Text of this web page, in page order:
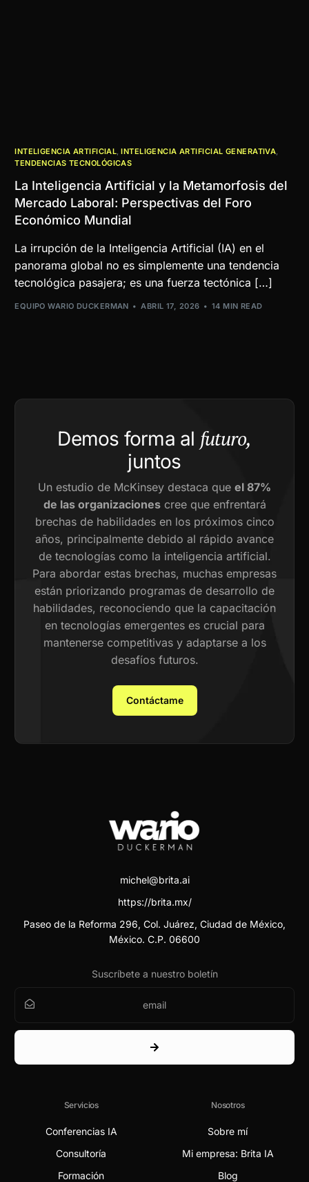
INTELIGENCIA ARTIFICIAL,INTELIGENCIA ARTIFICIAL GENERATIVA,
TENDENCIAS TECNOLÓGICAS
La Inteligencia Artificial y la Metamorfosis del
Mercado Laboral: Perspectivas del Foro
Económico Mundial
La irrupción de la Inteligencia Artificial (IA) en el
panorama global no es simplemente una tendencia
tecnológica pasajera; es una fuerza tectónica […]
EQUIPO WARIO DUCKERMAN ABRIL 17, 2026 14 MIN READ
Demos forma al futuro,
juntos
Un estudio de McKinsey destaca que el 87%
de las organizacionescree que enfrentará
brechas de habilidades en los próximos cinco
años, principalmente debido al rápido avance
de tecnologías como la inteligencia artificial.
Para abordar estas brechas, muchas empresas
están priorizando programas de desarrollo de
habilidades, reconociendo que la capacitación
en tecnologías emergentes es crucial para
mantenerse competitivas y adaptarse a los
desafíos futuros.
Contáctame
michel@brita.ai
https://brita.mx/
Paseo de la Reforma 296, Col. Juárez, Ciudad de México,
México. C.P. 06600
Suscríbete a nuestro boletín
Servicios
Conferencias IA
Consultoría
Formación
Nosotros
Sobre mí
Mi empresa: Brita IA
Blog